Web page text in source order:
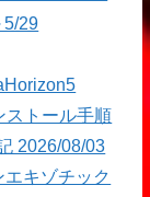
5/29
ストール手順
2026/08/03
キゾチック